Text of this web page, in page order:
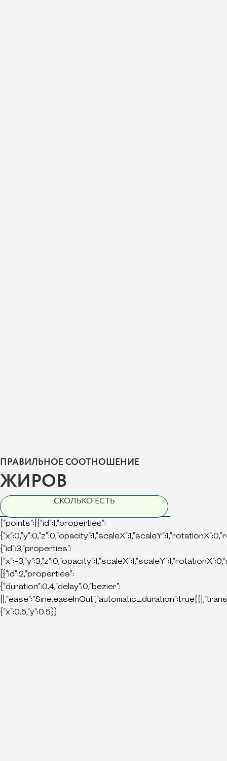
ПРАВИЛЬНОЕ СООТНОШЕНИЕ
ЖИРОВ
СКОЛЬКО ЕСТЬ
{"points":[{"id":1,"properties":
{"id":3,"properties":
{"x":-
[{"id":2,"properties":
{"duration":0.4,"delay":0,"bezier":
{"x":0.5,"y":0.5}}